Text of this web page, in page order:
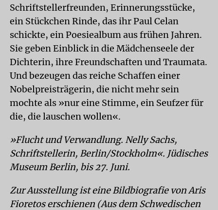
Schriftstellerfreunden, Erinnerungsstücke,
ein Stückchen Rinde, das ihr Paul Celan
schickte, ein Poesiealbum aus frühen Jahren.
Sie geben Einblick in die Mädchenseele der
Dichterin, ihre Freundschaften und Traumata.
Und bezeugen das reiche Schaffen einer
Nobelpreisträgerin, die nicht mehr sein
mochte als »nur eine Stimme, ein Seufzer für
die, die lauschen wollen«.
»Flucht und Verwandlung. Nelly Sachs,
Schriftstellerin, Berlin/Stockholm«. Jüdisches
Museum Berlin, bis 27. Juni.
Zur Ausstellung ist eine Bildbiografie von Aris
Fioretos erschienen (Aus dem Schwedischen